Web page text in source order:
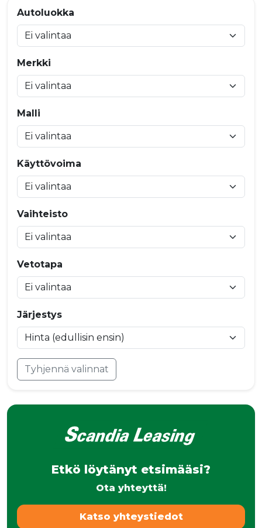
Autoluokka
Merkki
Malli
Käyttövoima
Vaihteisto
Vetotapa
Järjestys
Tyhjennä valinnat
Etkö löytänyt etsimääsi?
Ota yhteyttä!
Katso yhteystiedot